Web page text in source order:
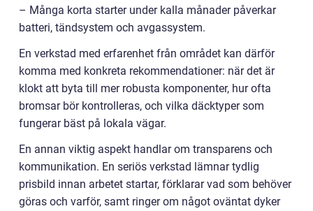
– Många korta starter under kalla månader påverkar
batteri, tändsystem och avgassystem.
En verkstad med erfarenhet från området kan därför
komma med konkreta rekommendationer: när det är
klokt att byta till mer robusta komponenter, hur ofta
bromsar bör kontrolleras, och vilka däcktyper som
fungerar bäst på lokala vägar.
En annan viktig aspekt handlar om transparens och
kommunikation. En seriös verkstad lämnar tydlig
prisbild innan arbetet startar, förklarar vad som behöver
göras och varför, samt ringer om något oväntat dyker